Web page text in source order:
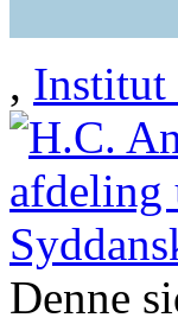
, Institut
Denne